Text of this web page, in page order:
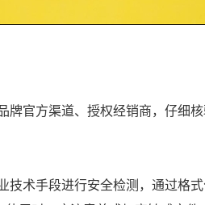
牌官方渠道、授权经销商，仔细
技术手段进行安全检测，通过格